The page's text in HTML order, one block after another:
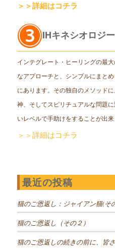
＞＞詳細はコチラ
IHキネシオロジー
インテグレート・ヒーリングの最
なアプローチと、シンプルにまと
にあります。その独自のメソッド
神、そしてスピリチュアルな問題
いレベルで手助けをすることが出来
＞＞詳細はコチラ
最近の投稿
猫のご恩返し：ジャイアン猫(そ
猫のご恩返し（その２）
猫のご恩返しの続きの前に、皆